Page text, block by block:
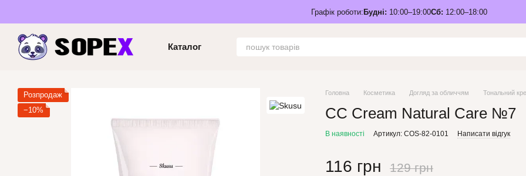
Графік роботи:Будні: 10:00–19:00Сб: 12:00–18:00
Каталог
Розпродаж
−10%
Головна Косметика Догляд за обличчям Тональний
CC Cream Natural Care №7
В наявності Артикул: COS-82-0101 Написати відгук
116 грн 129 грн